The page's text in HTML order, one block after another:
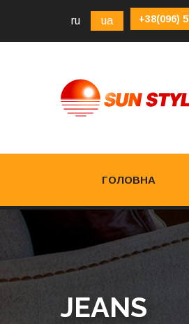
ru ua +38(096)
ГОЛОВНА
JEANS